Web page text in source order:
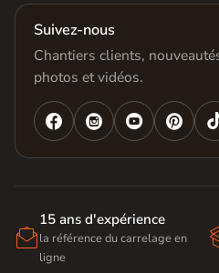
Suivez-nous
Chantiers clients,
photos et vidéos.
   

15 ans d'expérience
la référence du carrelage en
ligne